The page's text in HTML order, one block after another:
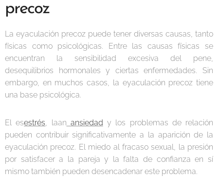
precoz
La eyaculación precoz puede tener diversas causas, tanto
físicas como psicológicas. Entre las causas físicas se
encuentran la sensibilidad excesiva del pene,
desequilibrios hormonales y ciertas enfermedades. Sin
embargo, en muchos casos, la eyaculación precoz tiene
una base psicológica.
El esestrés, laan ansiedad y los problemas de relación
pueden contribuir significativamente a la aparición de la
eyaculación precoz. El miedo al fracaso sexual, la presión
por satisfacer a la pareja y la falta de confianza en sí
mismo también pueden desencadenar este problema.